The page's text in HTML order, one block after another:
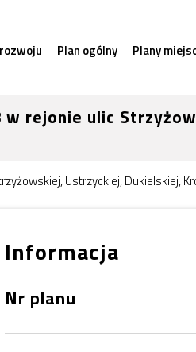
Plan ogólny Plany
rejonie ulic
Ustrzyckiej, Dukielskiej,
Informacja
Nr planu